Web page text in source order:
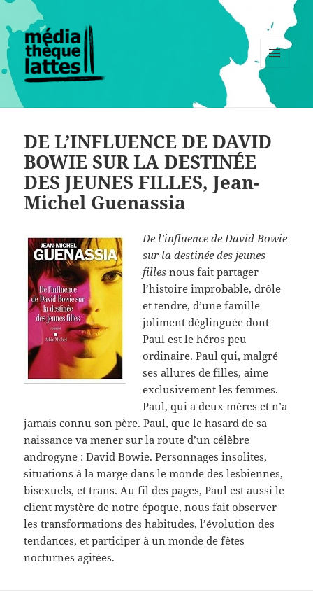
MENU
WIDGETS
DE L’INFLUENCE DE DAVID
BOWIE SUR LA DESTINÉE
DES JEUNES FILLES, Jean-
Michel Guenassia
De l’influence de David Bowie
sur la destinée des jeunes
filles nous fait partager
l’histoire improbable, drôle
et tendre, d’une famille
joliment déglinguée dont
Paul est le héros peu
ordinaire. Paul qui, malgré
ses allures de filles, aime
exclusivement les femmes.
Paul, qui a deux mères et n’a
jamais connu son père. Paul, que le hasard de sa
naissance va mener sur la route d’un célèbre
androgyne : David Bowie. Personnages insolites,
situations à la marge dans le monde des lesbiennes,
bisexuels, et trans. Au fil des pages, Paul est aussi le
client mystère de notre époque, nous fait observer
les transformations des habitudes, l’évolution des
tendances, et participer à un monde de fêtes
nocturnes agitées.